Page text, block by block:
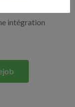
intégration